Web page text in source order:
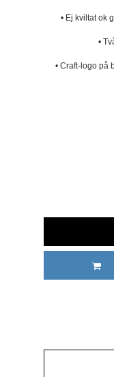
• Ej kviltat ok
•
• Craft-logo på